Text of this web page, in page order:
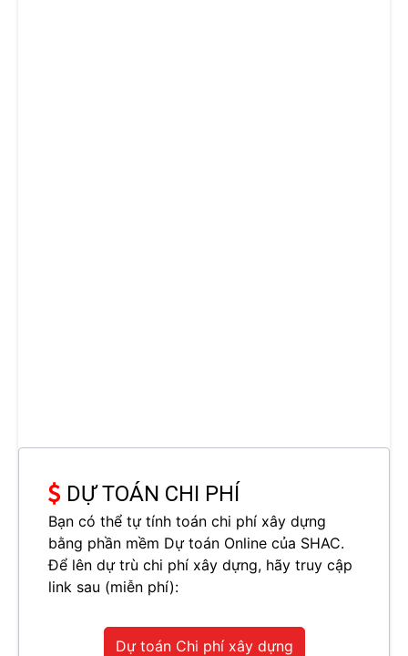
DỰ TOÁN CHI PHÍ
Bạn có thể tự tính toán chi phí xây dựng
bằng phần mềm Dự toán Online của SHAC.
Để lên dự trù chi phí xây dựng, hãy truy cập
link sau (miễn phí):
Dự toán Chi phí xây dựng